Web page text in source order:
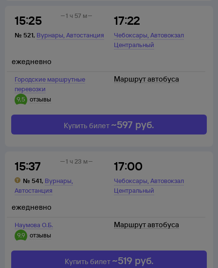
15:25
№ 521, Вурнары,Автостанция
17:22
Чебоксары,Автовокзал
Центральный
1 ч 57 м
Городские маршрутные
перевозки
9,5
отзывы
ежедневно
Маршрут автобуса
Купить билет ~597 руб.
15:37
№ 541, Вурнары,
Автостанция
17:00
Чебоксары,Автовокзал
Центральный
1 ч 23 м
Наумова О.Б.
9,9
отзывы
ежедневно
Маршрут автобуса
Купить билет ~519 руб.